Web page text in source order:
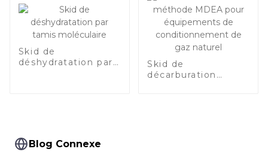
Skid de
déshydratation par
Skid de
décarburation
Blog Connexe